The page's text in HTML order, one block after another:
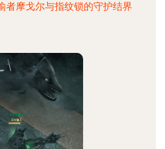
者摩戈尔与指纹锁的守护结界